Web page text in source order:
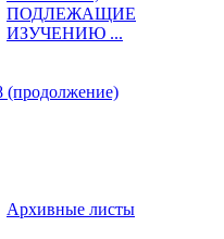
ПОДЛЕЖАЩИЕ
ИЗУЧЕНИЮ ...
Архивные листы